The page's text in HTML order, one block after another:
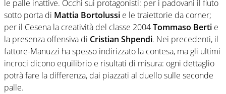
le palle inattive. Occhi sui protagonisti: per i padovani il fiuto
sotto porta di Mattia Bortolussi e le traiettorie da corner;
per il Cesena la creatività del classe 2004Tommaso Berti e
la presenza offensiva di Cristian Shpendi. Nei precedenti, il
fattore-Manuzzi ha spesso indirizzato la contesa, ma gli ultimi
incroci dicono equilibrio e risultati di misura: ogni dettaglio
potrà fare la differenza, dai piazzati al duello sulle seconde
palle.